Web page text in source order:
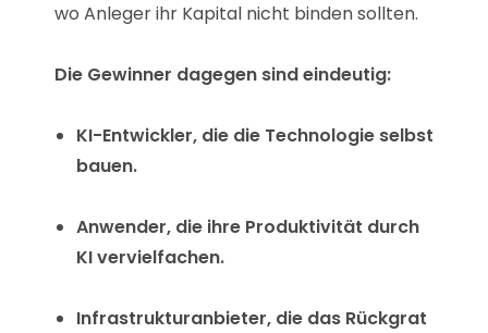
wo Anleger ihr Kapital nicht binden sollten.
Die Gewinner dagegen sind eindeutig:
KI-Entwickler, die die Technologie selbst
bauen.
Anwender, die ihre Produktivität durch
KI vervielfachen.
Infrastrukturanbieter, die das Rückgrat